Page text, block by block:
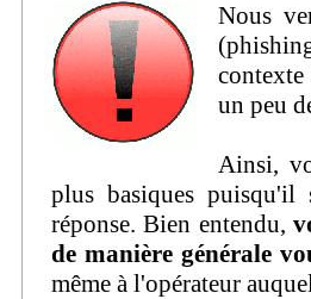
Nous
un peu
Ainsi,
plus basiques
réponse. Bien entendu,
de manière générale
même à l'opérateur